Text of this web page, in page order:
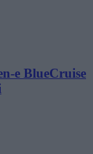
e BlueCruise